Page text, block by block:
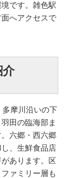
です。雑色駅
へアクセスで
介
多摩川沿いの下
田の臨海部ま
六郷・西六郷
、生鮮食品店
あります。区
ァミリー層も